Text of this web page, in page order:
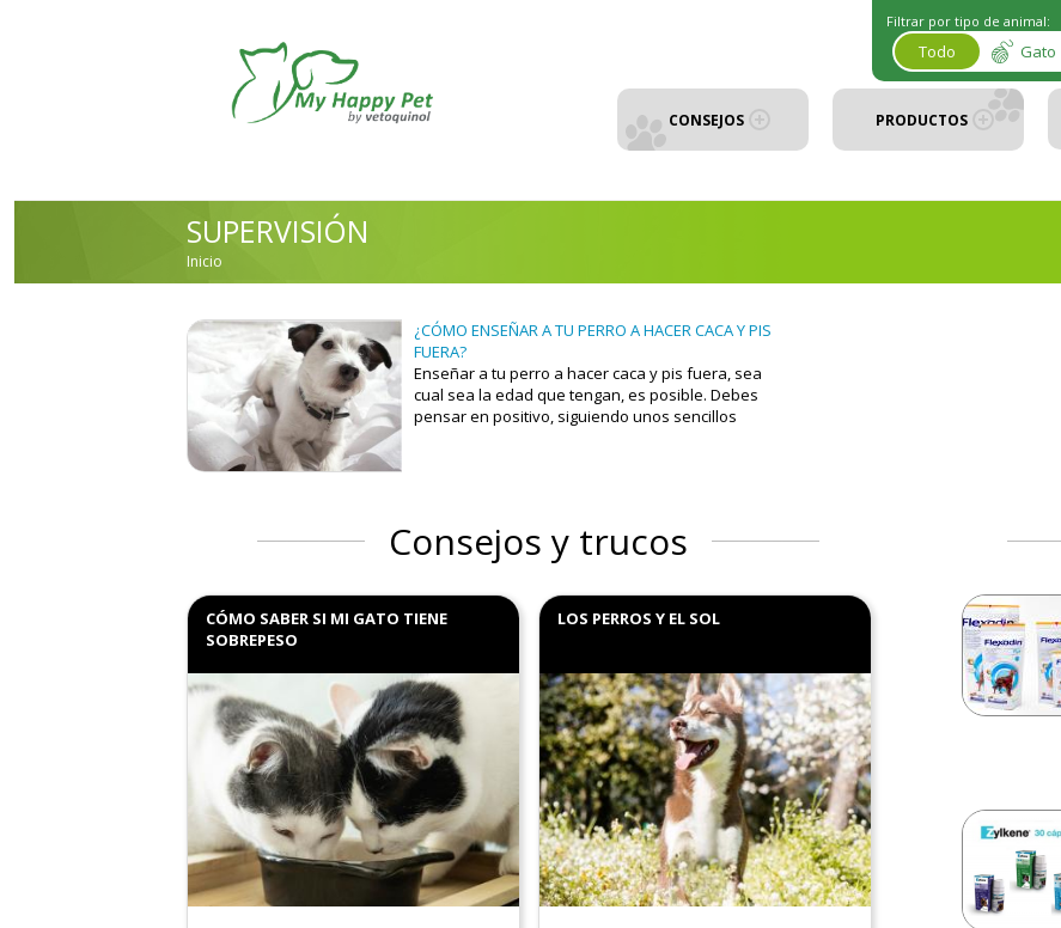
Filtrar por tipo de animal:
Todo Gato
CONSEJOS PRODUCTOS
SUPERVISIÓN
USTED ESTÁ AQUÍ
Inicio
¿CÓMO ENSEÑAR A TU PERRO A HACER CACA Y PIS
FUERA?
Enseñar a tu perro a hacer caca y pis fuera, sea
cual sea la edad que tengan, es posible. Debes
pensar en positivo, siguiendo unos sencillos
Consejos y trucos
CÓMO SABER SI MI GATO TIENE
SOBREPESO
LOS PERROS Y EL SOL